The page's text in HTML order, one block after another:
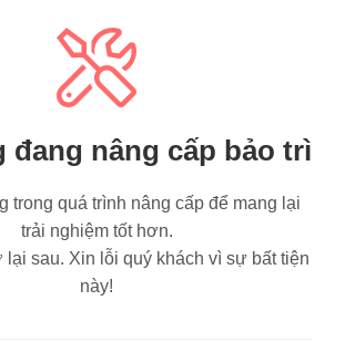
đang nâng cấp bảo trì
trong quá trình nâng cấp để mang lại
trải nghiệm tốt hơn.
lại sau. Xin lỗi quý khách vì sự bất tiện
này!